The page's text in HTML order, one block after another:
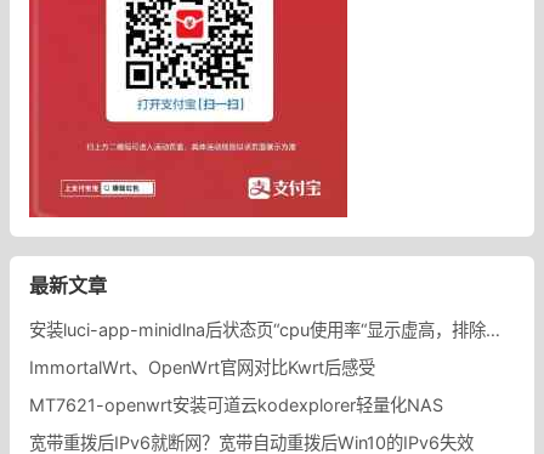
最新文章
安装luci-app-minidlna后状态页“cpu使用率“显示虚高，排除过程记录。
ImmortalWrt、OpenWrt官网对比Kwrt后感受
MT7621-openwrt安装可道云kodexplorer轻量化NAS
宽带重拨后IPv6就断网？宽带自动重拨后Win10的IPv6失效